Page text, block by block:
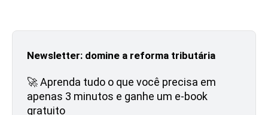
Newsletter: domine a reforma tributária
🚀 Aprenda tudo o que você precisa em
apenas 3 minutos e ganhe um e-book
gratuito